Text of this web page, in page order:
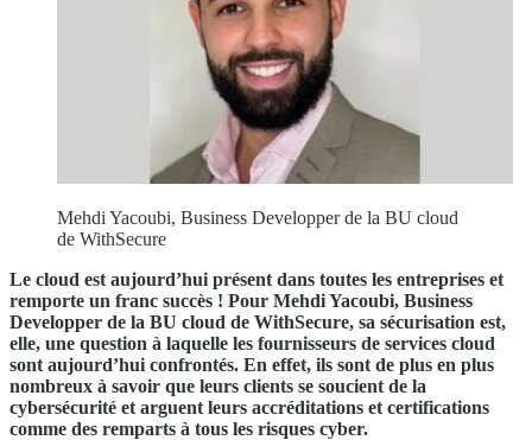
Mehdi Yacoubi, Business Developper de la BU cloud
de WithSecure
Le cloud est aujourd’hui présent dans toutes les entreprises et
remporte un franc succès ! Pour Mehdi Yacoubi, Business
Developper de la BU cloud de WithSecure, sa sécurisation est,
elle, une question à laquelle les fournisseurs de services cloud
sont aujourd’hui confrontés. En effet, ils sont de plus en plus
nombreux à savoir que leurs clients se soucient de la
cybersécurité et arguent leurs accréditations et certifications
comme des remparts à tous les risques cyber.